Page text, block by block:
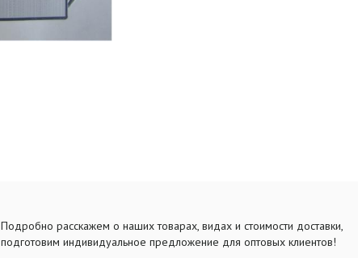
Подробно расскажем о наших товарах, видах и стоимости доставки,
подготовим индивидуальное предложение для оптовых клиентов!